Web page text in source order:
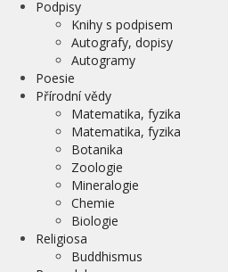
Podpisy
Knihy s podpisem
Autografy, dopisy
Autogramy
Poesie
Přírodní vědy
Matematika, fyzika
Matematika, fyzika
Botanika
Zoologie
Mineralogie
Chemie
Biologie
Religiosa
Buddhismus